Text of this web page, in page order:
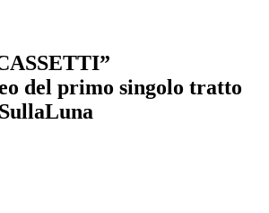
del primo singolo tratto